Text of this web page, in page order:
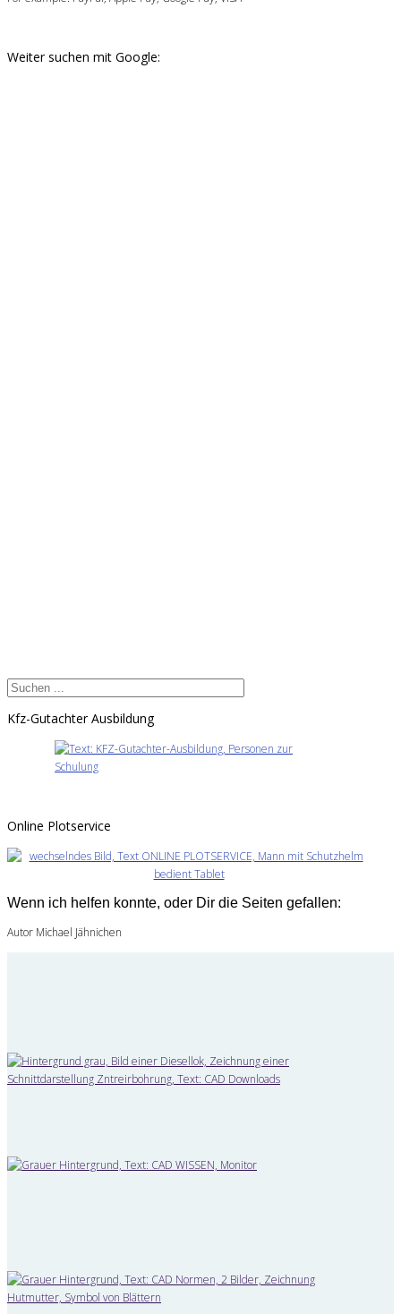
Weiter suchen mit Google:
Kfz-Gutachter Ausbildung
Online Plotservice
Wenn ich helfen konnte, oder Dir die Seiten gefallen:
Autor Michael Jähnichen